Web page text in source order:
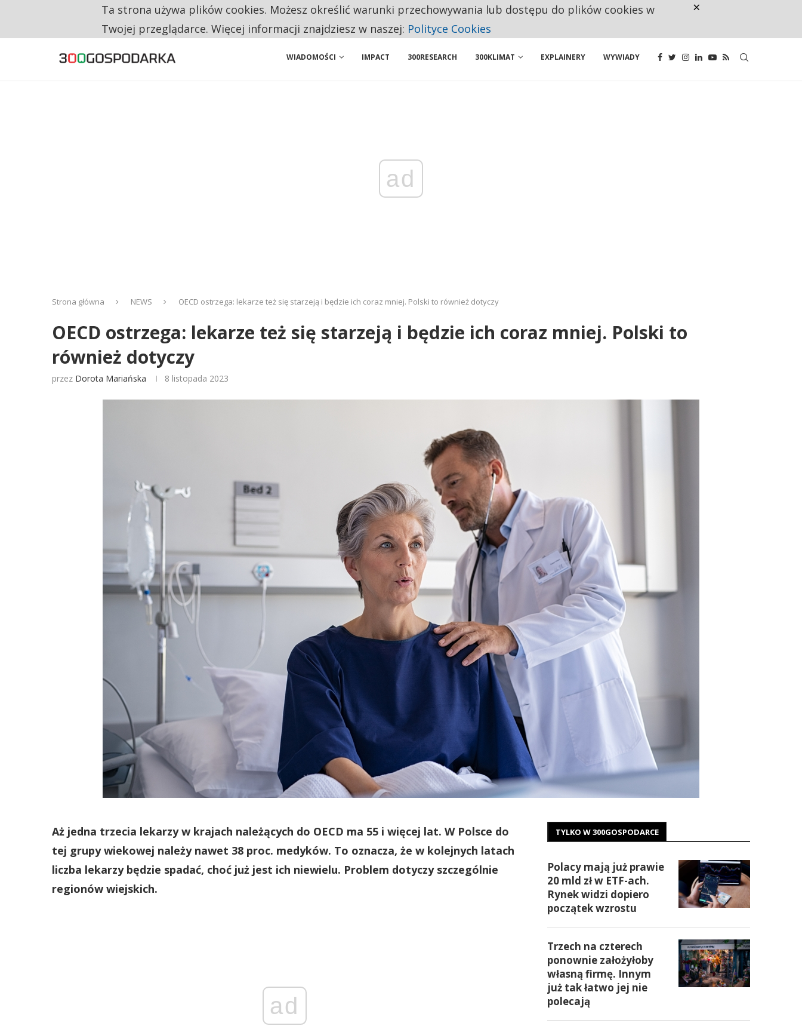
RESTRYKCJE CHIN UDERZAJĄ W EUROPEJSKI PRZEMYSŁ. NA LIŚCIE SĄ DWA PODMIOTY Z POLSKI
WIADOMOŚCI IMPACT 300RESEARCH 300KLIMAT EXPLAINERY WYWIADY
ad
Strona główna NEWS OECD ostrzega: lekarze też się starzeją i będzie ich coraz mniej. Polski to również dotyczy
OECD ostrzega: lekarze też się starzeją i będzie ich coraz mniej. Polski to
również dotyczy
przez Dorota Mariańska 8 listopada 2023
Aż jedna trzecia lekarzy w krajach należących do OECD ma 55 i więcej lat. W Polsce do
tej grupy wiekowej należy nawet 38 proc. medyków. To oznacza, że w kolejnych latach
liczba lekarzy będzie spadać, choć już jest ich niewielu. Problem dotyczy szczególnie
regionów wiejskich.
ad
TYLKO W 300GOSPODARCE
Polacy mają już prawie
20 mld zł w ETF-ach.
Rynek widzi dopiero
początek wzrostu
Trzech na czterech
ponownie założyłoby
własną firmę. Innym
już tak łatwo jej nie
polecają
Ta strona używa plików cookies. Możesz określić warunki przechowywania lub dostępu do plików cookies w
Twojej przeglądarce. Więcej informacji znajdziesz w naszej: Polityce Cookies
×